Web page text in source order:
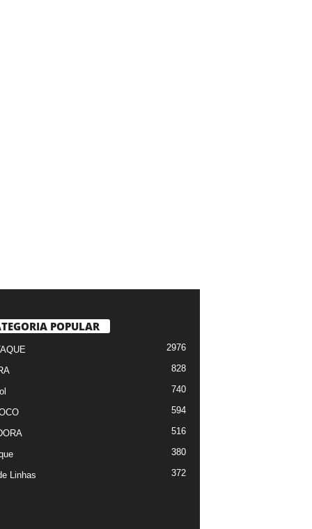
POPULAR
2976
828
740
594
516
380
Linhas 372